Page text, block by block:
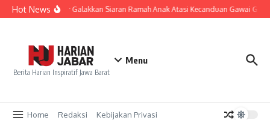
Lewati ke konten
Hot NewsKPID Jabar Galakkan Siaran Ramah Anak Atasi Kecanduan Gawai Gen Z
Berita Harian Inspiratif Jawa Barat
Menu
Home Redaksi Kebijakan Privasi